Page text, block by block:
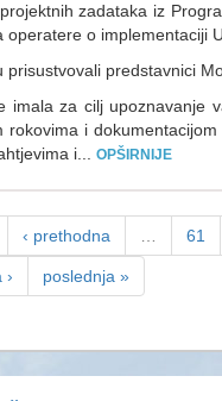
zadataka iz
operatere o implementaciji
prisustvovali predstavnici
imala za cilj upoznavanje
rokovima i
i... OPŠIRNIJE
‹ prethodna 61
› poslednja »